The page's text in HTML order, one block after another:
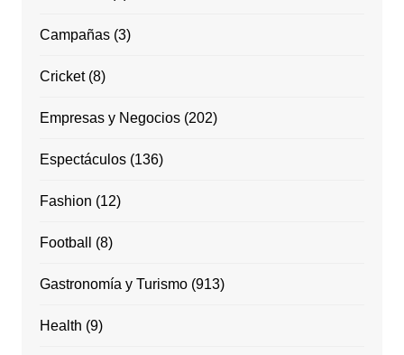
Campañas(3)
Cricket(8)
Empresas y Negocios(202)
Espectáculos(136)
Fashion (12)
Football (8)
Gastronomía y Turismo(913)
Health (9)